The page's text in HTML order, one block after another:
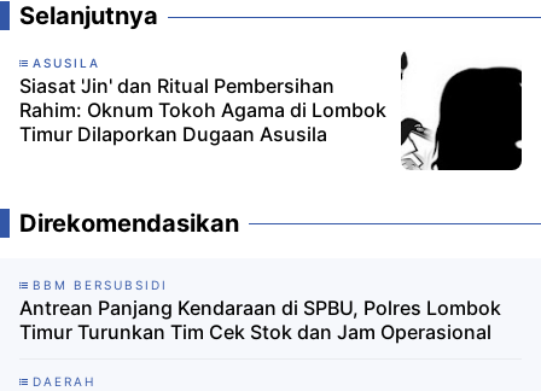
Selanjutnya
ASUSILA
Siasat 'Jin' dan Ritual Pembersihan
Rahim: Oknum Tokoh Agama di Lombok
Timur Dilaporkan Dugaan Asusila
Direkomendasikan
BBM BERSUBSIDI
Antrean Panjang Kendaraan di SPBU, Polres Lombok
Timur Turunkan Tim Cek Stok dan Jam Operasional
DAERAH